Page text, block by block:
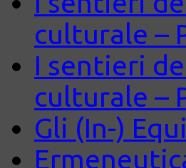
culturale –
I sentieri
culturale –
Gli (In-)